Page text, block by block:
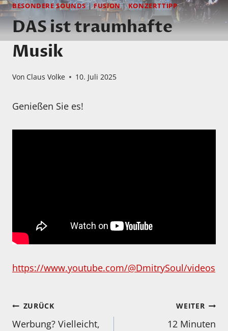
BESONDERE SOUNDS|FUSION|KONZERTTIPP
DAS ist traumhafte
Musik
Von Claus Volke 10. Juli 2025
Genießen Sie es!
https://www.youtube.com/@DmitrySoul/videos
Beitragsnavigation
ZURÜCK
Werbung? Vielleicht,
WEITER
12 Minuten